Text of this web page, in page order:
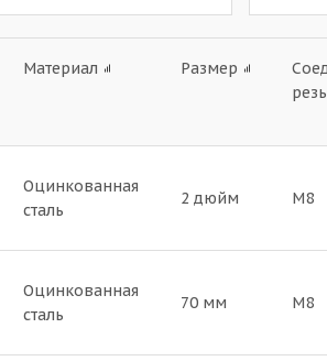
Материал Размер
Оцинкованная
сталь
2 дюйм М8
Оцинкованная
сталь
70 мм М8